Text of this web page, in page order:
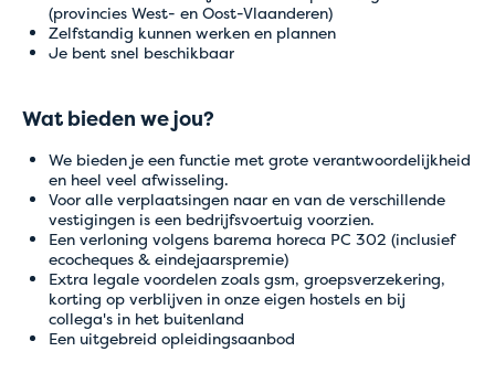
(provincies West- en Oost-Vlaanderen)
Zelfstandig kunnen werken en plannen
Je bent snel beschikbaar
Wat bieden we jou?
We bieden je een functie met grote verantwoordelijkheid
en heel veel afwisseling.
Voor alle verplaatsingen naar en van de verschillende
vestigingen is een bedrijfsvoertuig voorzien.
Een verloning volgens barema horeca PC 302 (inclusief
ecocheques & eindejaarspremie)
Extra legale voordelen zoals gsm, groepsverzekering,
korting op verblijven in onze eigen hostels en bij
collega's in het buitenland
Een uitgebreid opleidingsaanbod
Tijdelijke
online betalingen
Boek voorlopig rechtstreeks bij het hostel van je
keuze via mail of telefoon
Onze medewerkers helpen je graag verder en
zorgen ervoor dat je boeking snel en correct
wordt afgerond.
Bedankt voor je begrip en onze excuses voor het
eventuele ongemak.